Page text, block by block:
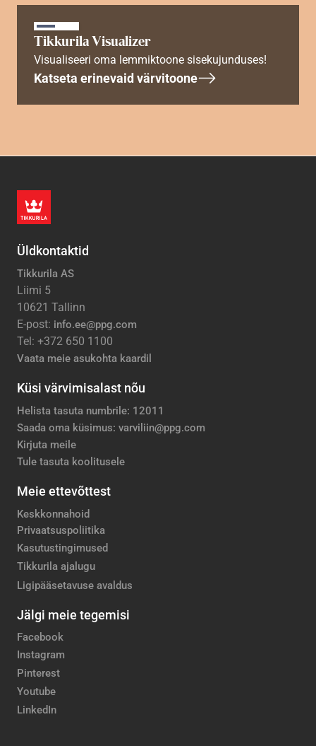
Tikkurila Visualizer
Visualiseeri oma lemmiktoone sisekujunduses!
Katseta erinevaid värvitoone
Üldkontaktid
Tikkurila AS
Liimi 5
10621 Tallinn
E-post: info.ee@ppg.com
Tel: +372 650 1100
Vaata meie asukohta kaardil
Küsi värvimisalast nõu
Helista tasuta numbrile: 12011
Saada oma küsimus: varviliin@ppg.com
Kirjuta meile
Tule tasuta koolitusele
Meie ettevõttest
Keskkonnahoid
Privaatsuspoliitika
Kasutustingimused
Tikkurila ajalugu
Ligipääsetavuse avaldus
Jälgi meie tegemisi
Facebook
Instagram
Pinterest
Youtube
LinkedIn